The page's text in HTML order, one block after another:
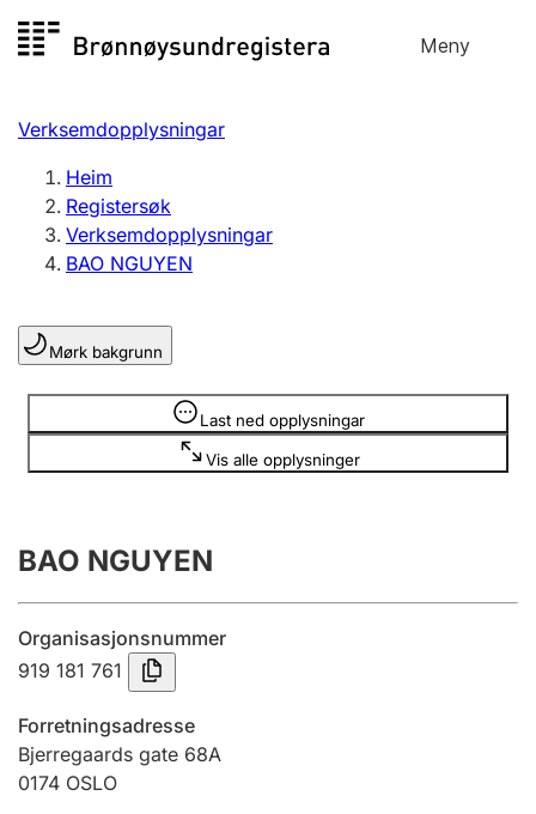
til
Meny
Registersøk
Aksjeselskap
Enkeltpersonføretak
Registrere, endre, slette
Lag og foreining
Registrere, endre, slette
Årsrekneskap
Innsending og forseinkingsgebyr
Tinglysing
Jeger
Verksemdopplysningar
Heim
Registersøk
Verksemdopplysningar
BAO NGUYEN
Mørk bakgrunn
Last ned opplysningar
Vis alle opplysninger
Opplysninger er skjult
BAO NGUYEN
Organisasjonsnummer
919 181 761
Forretningsadresse
Bjerregaards gate 68A
0174 OSLO